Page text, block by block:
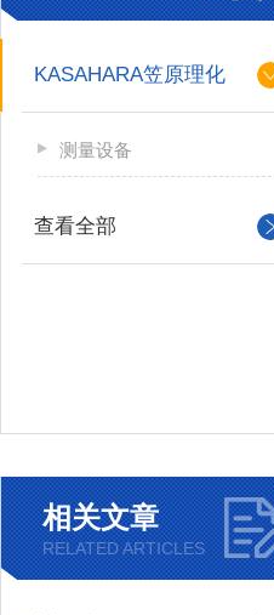
KASAHARA笠原理化
测量设备
查看全部
相关文章
RELATED ARTICLES